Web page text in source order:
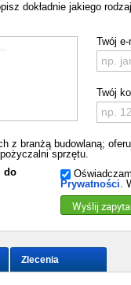
dokładnie jakiego
Twój e-
Twój
z branżą budowlaną;
sprzętu.
do
Prywatności.
Wyślij
Zlecenia